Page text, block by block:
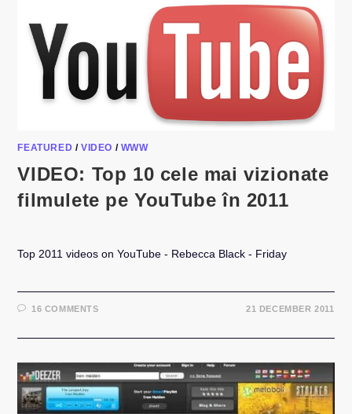
FEATURED /VIDEO / WWW
VIDEO: Top 10 cele mai vizionate
filmulete pe YouTube în 2011
Top 2011 videos on YouTube - Rebecca Black - Friday
16 COMMENTS 21 DECEMBER 2011